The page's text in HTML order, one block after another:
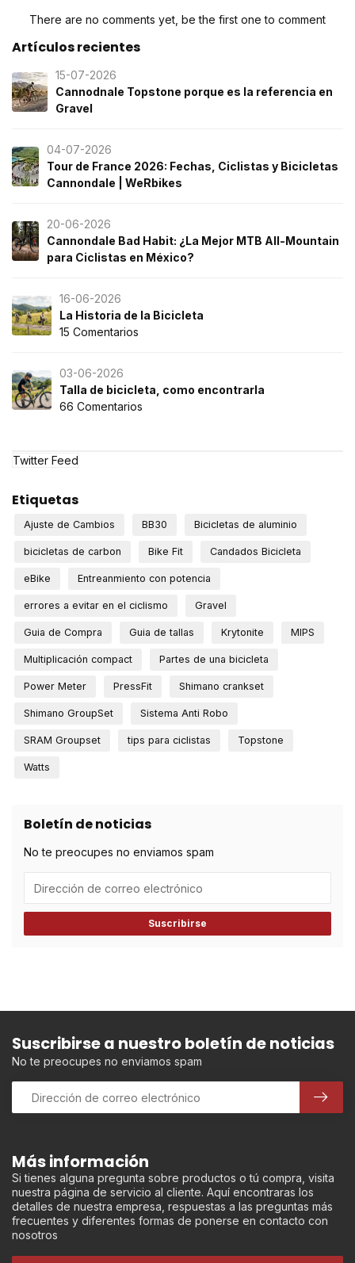
There are no comments yet, be the first one to comment
Artículos recientes
15-07-2026
Cannodnale Topstone porque es la referencia en
Gravel
04-07-2026
Tour de France 2026: Fechas, Ciclistas y Bicicletas
Cannondale | WeRbikes
20-06-2026
Cannondale Bad Habit: ¿La Mejor MTB All-Mountain
para Ciclistas en México?
16-06-2026
La Historia de la Bicicleta
15 Comentarios
03-06-2026
Talla de bicicleta, como encontrarla
66 Comentarios
Twitter Feed
Etiquetas
Ajuste de Cambios BB30 Bicicletas de aluminio
bicicletas de carbon Bike Fit Candados Bicicleta
eBike Entreanmiento con potencia
errores a evitar en el ciclismo Gravel
Guia de Compra Guia de tallas Krytonite MIPS
Multiplicación compact Partes de una bicicleta
Power Meter PressFit Shimano crankset
Shimano GroupSet Sistema Anti Robo
SRAM Groupset tips para ciclistas Topstone
Watts
Boletín de noticias
No te preocupes no enviamos spam
Suscribirse
Más información
Si tienes alguna pregunta sobre productos o tú compra, visita
nuestra página de servicio al cliente. Aquí encontraras los
detalles de nuestra empresa, respuestas a las preguntas más
frecuentes y diferentes formas de ponerse en contacto con
nosotros
Suscribirse a nuestro boletín de noticias
No te preocupes no enviamos spam